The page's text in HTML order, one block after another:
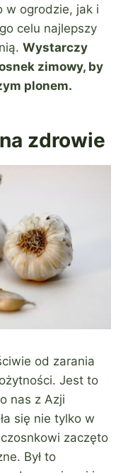
w ogrodzie, jak i
celu najlepszy
Wystarczy
zimowy, by
plonem.
zdrowie
od zarania
Jest to
nas z Azji
się nie tylko w
zaczęto
Był to